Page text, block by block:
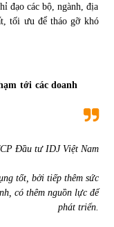
đạo các bộ, ngành, địa
tối ưu để tháo gỡ khó
tới các doanh
Đầu tư IDJ Việt Nam
tốt, bởi tiếp thêm sức
có thêm nguồn lực để
phát triển.